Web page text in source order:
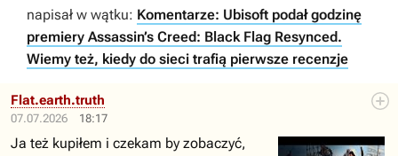
napisał w wątku: Komentarze: Ubisoft podał godzinę
premiery Assassin’s Creed: Black Flag Resynced.
Wiemy też, kiedy do sieci trafią pierwsze recenzje
07.07.2026 18:17
Flat.earth.truth
Ja też kupiłem i czekam by zobaczyć,